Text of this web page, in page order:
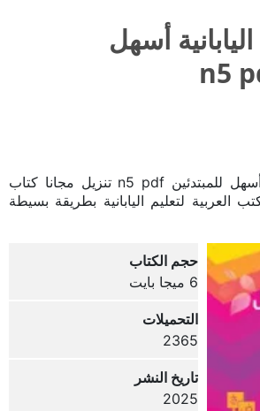
أسهل
تحميل كتاب اليابانية أسهل للمبتدئين n5 pdf تنزيل مجانا كتاب
العربية لتعليم اليابانية بطريقة بسيطة
حجم الكتاب
6 ميجا بايت
التحميلات
2365
تاريخ النشر
2025